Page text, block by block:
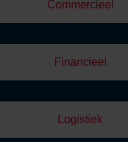
Commercieel
Financieel
Logistiek